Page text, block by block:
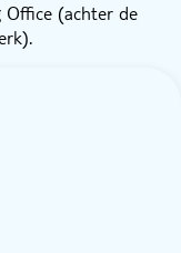
(achter de